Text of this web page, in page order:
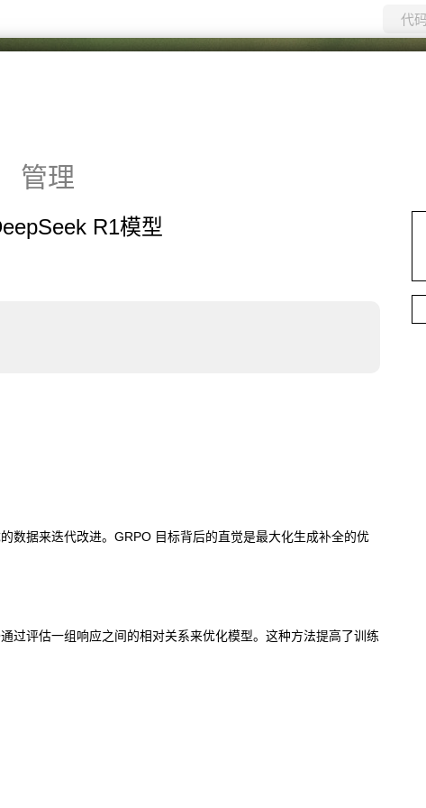
管理
R1模型
数据来迭代改进。GRPO 目标背后的直觉是最大化生成补全的优
过评估一组响应之间的相对关系来优化模型。这种方法提高了训练